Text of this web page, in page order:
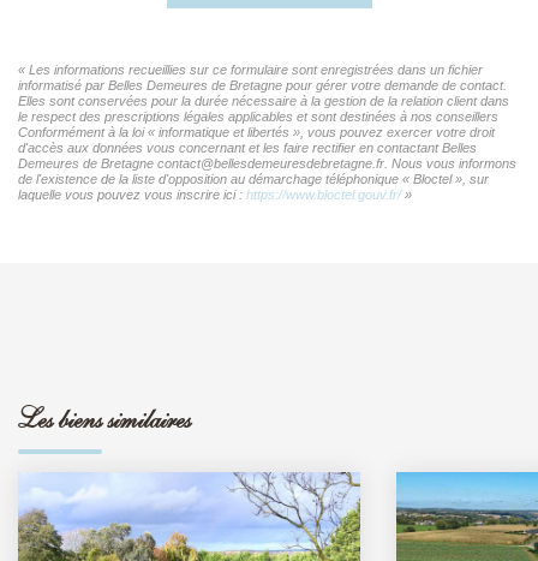
« Les informations recueillies sur ce formulaire sont enregistrées dans un fichier
informatisé par Belles Demeures de Bretagne pour gérer votre demande de contact.
Elles sont conservées pour la durée nécessaire à la gestion de la relation client dans
le respect des prescriptions légales applicables et sont destinées à nos conseillers
Conformément à la loi « informatique et libertés », vous pouvez exercer votre droit
d'accès aux données vous concernant et les faire rectifier en contactant Belles
Demeures de Bretagne contact@bellesdemeuresdebretagne.fr. Nous vous informons
de l'existence de la liste d'opposition au démarchage téléphonique « Bloctel », sur
laquelle vous pouvez vous inscrire ici : https://www.bloctel.gouv.fr/»
Les biens similaires